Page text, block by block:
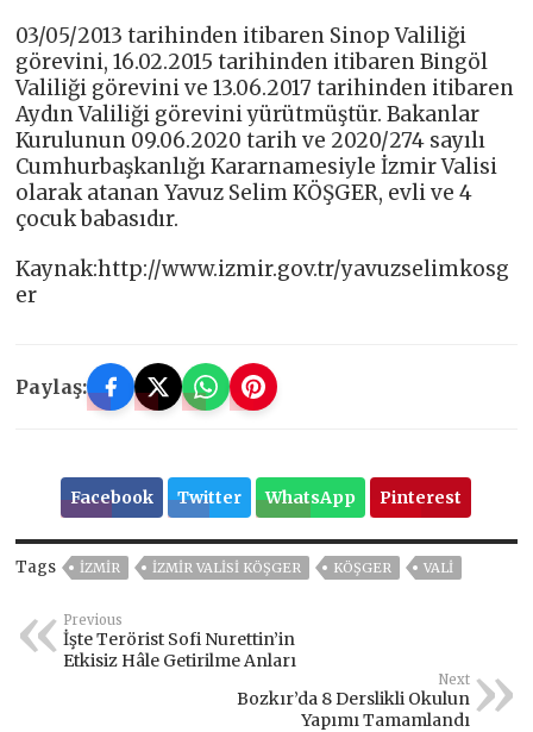
03/05/2013 tarihinden itibaren Sinop Valiliği
görevini, 16.02.2015 tarihinden itibaren Bingöl
Valiliği görevini ve 13.06.2017 tarihinden itibaren
Aydın Valiliği görevini yürütmüştür. Bakanlar
Kurulunun 09.06.2020 tarih ve 2020/274 sayılı
Cumhurbaşkanlığı Kararnamesiyle İzmir Valisi
olarak atanan Yavuz Selim KÖŞGER, evli ve 4
çocuk babasıdır.
Kaynak:http://www.izmir.gov.tr/yavuzselimkosg
er
Paylaş:
Facebook Twitter WhatsApp Pinterest
Tags İZMIR İZMIR VALISI KÖŞGER KÖŞGER VALİ
Previous
İşte Terörist Sofi Nurettin’in
Etkisiz Hâle Getirilme Anları
Next
Bozkır’da 8 Derslikli Okulun
Yapımı Tamamlandı